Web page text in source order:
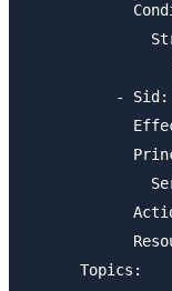
-
      Topics: